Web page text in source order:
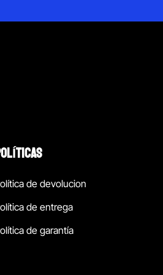
de devolucion
de entrega
de garantía